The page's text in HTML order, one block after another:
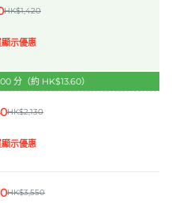
HK$1,420
示優惠
分（約 HK$13.60）
HK$2,130
示優惠
HK$3,550